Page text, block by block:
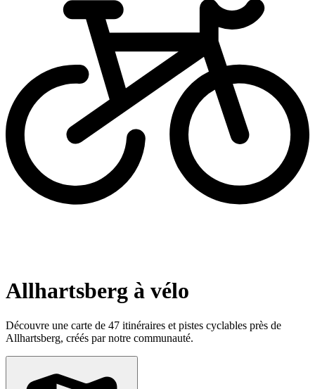
Allhartsberg à vélo
Découvre une carte de 47 itinéraires et pistes cyclables près de
Allhartsberg, créés par notre communauté.